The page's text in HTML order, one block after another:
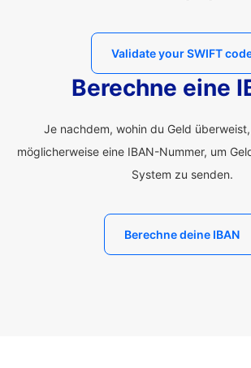
Validate your SWIFT
Berechne eine
Je nachdem, wohin du Geld
möglicherweise eine IBAN-Nummer, um
System zu senden.
Berechne deine IBAN